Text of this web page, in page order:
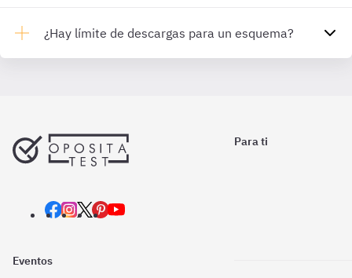
¿Hay límite de descargas para un esquema?
Para ti
Eventos